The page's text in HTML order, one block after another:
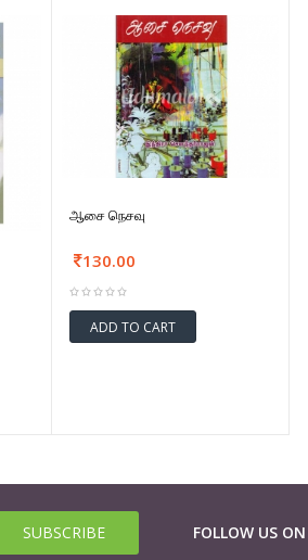
ஆசை நெசவு
130.00
ADD TO CART
FOLLOW US ON